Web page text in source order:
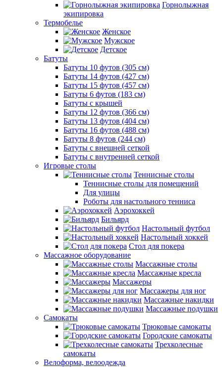
Горнолыжная
экипировка
Термобелье
Женское
Мужское
Детское
Батуты
Батуты 10 футов (305 см)
Батуты 14 футов (427 см)
Батуты 15 футов (457 см)
Батуты 6 футов (183 см)
Батуты с крышей
Батуты 12 футов (366 см)
Батуты 13 футов (404 см)
Батуты 16 футов (488 см)
Батуты 8 футов (244 см)
Батуты с внешней сеткой
Батуты с внутренней сеткой
Игровые столы
Теннисные столы
Теннисные столы для помещений
Для улицы
Роботы для настольного тенниса
Аэрохоккей
Бильярд
Настольный футбол
Настольный хоккей
Стол для покера
Массажное оборудование
Массажные столы
Массажные кресла
Массажеры
Массажеры для ног
Массажные накидки
Массажные подушки
Самокаты
Трюковые самокаты
Городские самокаты
Трехколесные
самокаты
Велоформа, велоодежда